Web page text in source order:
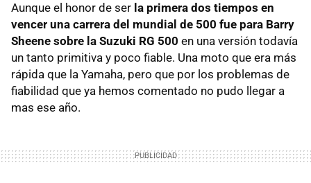
Aunque el honor de ser la primera dos tiempos en
vencer una carrera del mundial de 500 fue para Barry
Sheene sobre la Suzuki RG 500 en una versión todavía
un tanto primitiva y poco fiable. Una moto que era más
rápida que la Yamaha, pero que por los problemas de
fiabilidad que ya hemos comentado no pudo llegar a
mas ese año.